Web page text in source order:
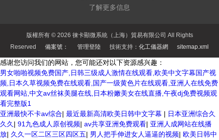
了解更多信息
版權所有 © 2026 徠卡顯微系統（上海）貿易有限公司 All Rights
Reserved 備案號： 管理登陸 技術支持： 化工儀器網 sitemap.xml
感谢您访问我们的网站，您可能还对以下资源感兴趣：
男女啪啪视频免费国产,日韩三级成人激情在线观看,欧美中文字幕国产视
频,日本久草视频免费在线观看,国产一级黄色片在线观看,亚洲人在线免费
观看网站,中文av丝袜美腿在线,日本粉嫩美女在线直播,午夜dj免费视频观
看完整版1
亚洲最快不卡av综合| 最近最新高清欧美日韩中文字幕 | 日本亚洲综合久
久久 | 91九色成人原创视频| av共享亚洲免费观看| 亚洲人成网站在线播
放| 久久一区二区三区四区五| 男人把手伸进女人逼逼的视频| 欧美日韩中